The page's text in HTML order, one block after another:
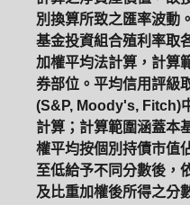
別換算所致之匯率波動。
基金投資組合殖利率取
加權平均法計算，計算
券部位。平均信用評級
(S&P, Moody's, Fitch)
計算；計算範圍涵蓋本
權平均按個別持債市值
至低給予不同分數後，
及比重加權後所得之分